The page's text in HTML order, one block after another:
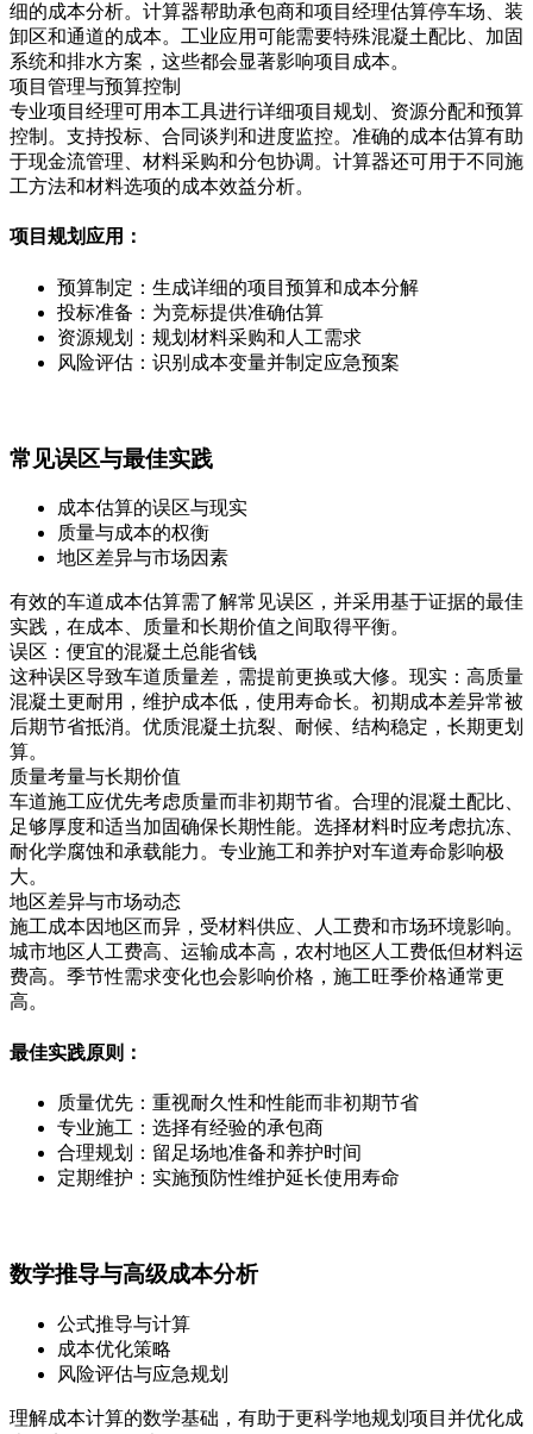
细的成本分析。计算器帮助承包商和项目经理估算停车场、装
卸区和通道的成本。工业应用可能需要特殊混凝土配比、加固
系统和排水方案，这些都会显著影响项目成本。
项目管理与预算控制
专业项目经理可用本工具进行详细项目规划、资源分配和预算
控制。支持投标、合同谈判和进度监控。准确的成本估算有助
于现金流管理、材料采购和分包协调。计算器还可用于不同施
工方法和材料选项的成本效益分析。
项目规划应用：
预算制定：生成详细的项目预算和成本分解
投标准备：为竞标提供准确估算
资源规划：规划材料采购和人工需求
风险评估：识别成本变量并制定应急预案
常见误区与最佳实践
成本估算的误区与现实
质量与成本的权衡
地区差异与市场因素
有效的车道成本估算需了解常见误区，并采用基于证据的最佳
实践，在成本、质量和长期价值之间取得平衡。
误区：便宜的混凝土总能省钱
这种误区导致车道质量差，需提前更换或大修。现实：高质量
混凝土更耐用，维护成本低，使用寿命长。初期成本差异常被
后期节省抵消。优质混凝土抗裂、耐候、结构稳定，长期更划
算。
质量考量与长期价值
车道施工应优先考虑质量而非初期节省。合理的混凝土配比、
足够厚度和适当加固确保长期性能。选择材料时应考虑抗冻、
耐化学腐蚀和承载能力。专业施工和养护对车道寿命影响极
大。
地区差异与市场动态
施工成本因地区而异，受材料供应、人工费和市场环境影响。
城市地区人工费高、运输成本高，农村地区人工费低但材料运
费高。季节性需求变化也会影响价格，施工旺季价格通常更
高。
最佳实践原则：
质量优先：重视耐久性和性能而非初期节省
专业施工：选择有经验的承包商
合理规划：留足场地准备和养护时间
定期维护：实施预防性维护延长使用寿命
数学推导与高级成本分析
公式推导与计算
成本优化策略
风险评估与应急规划
理解成本计算的数学基础，有助于更科学地规划项目并优化成